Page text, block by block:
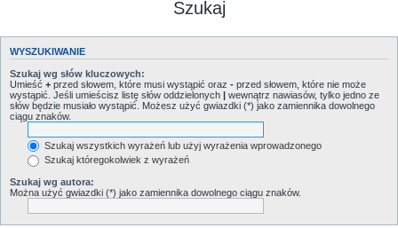
Szukaj
WYSZUKIWANIE
Szukaj wg słów kluczowych:
Umieść + przed słowem, które musi wystąpić oraz - przed słowem, które nie może
wystąpić. Jeśli umieścisz listę słów oddzielonych | wewnątrz nawiasów, tylko jedno ze
słów będzie musiało wystąpić. Możesz użyć gwiazdki (*) jako zamiennika dowolnego
ciągu znaków.
Szukaj wszystkich wyrażeń lub użyj wyrażenia wprowadzonego
Szukaj któregokolwiek z wyrażeń
Szukaj wg autora:
Można użyć gwiazdki (*) jako zamiennika dowolnego ciągu znaków.